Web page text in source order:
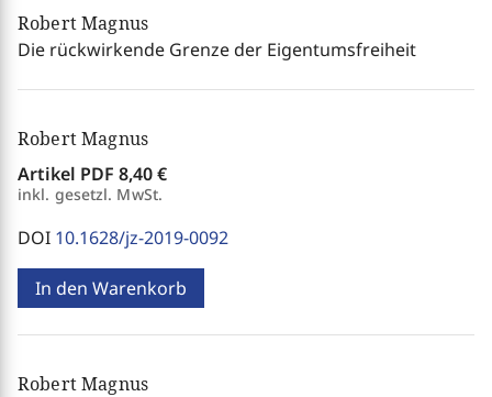
Robert Magnus
Die rückwirkende Grenze der Eigentumsfreiheit
Robert Magnus
Artikel PDF 8,40 €
inkl. gesetzl. MwSt.
DOI 10.1628/jz-2019-0092
In den Warenkorb
Robert Magnus